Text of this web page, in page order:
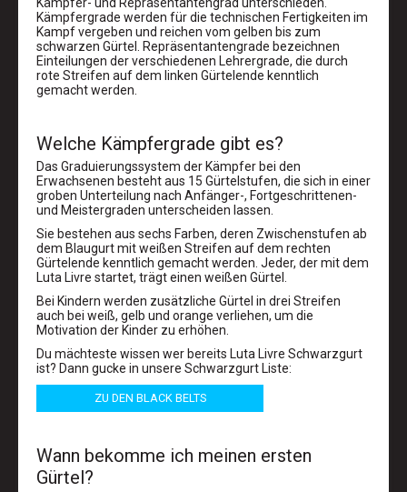
Kämpfergrade werden für die technischen Fertigkeiten im
Kampf vergeben und reichen vom gelben bis zum
schwarzen Gürtel. Repräsentantengrade bezeichnen
Einteilungen der verschiedenen Lehrergrade, die durch
rote Streifen auf dem linken Gürtelende kenntlich
gemacht werden.
Welche Kämpfergrade gibt es?
Das Graduierungssystem der Kämpfer bei den
Erwachsenen besteht aus 15 Gürtelstufen, die sich in einer
groben Unterteilung nach Anfänger-, Fortgeschrittenen-
und Meistergraden unterscheiden lassen.
Sie bestehen aus sechs Farben, deren Zwischenstufen ab
dem Blaugurt mit weißen Streifen auf dem rechten
Gürtelende kenntlich gemacht werden. Jeder, der mit dem
Luta Livre startet, trägt einen weißen Gürtel.
Bei Kindern werden zusätzliche Gürtel in drei Streifen
auch bei weiß, gelb und orange verliehen, um die
Motivation der Kinder zu erhöhen.
Du mächteste wissen wer bereits Luta Livre Schwarzgurt
ist? Dann gucke in unsere Schwarzgurt Liste:
ZU DEN BLACK BELTS
Wann bekomme ich meinen ersten
Gürtel?